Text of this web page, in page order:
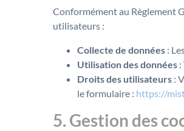
Conformément au Règlement
utilisateurs :
Collecte de données :
Utilisation des données
Droits des utilisateurs :
le formulaire : https://
5. Gestion des